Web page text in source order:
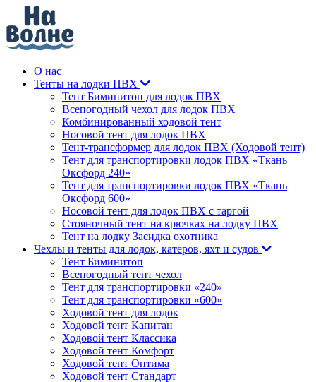
О нас
Тенты на лодки ПВХ
Тент Биминитоп для лодок ПВХ
Всепогодный чехол для лодок ПВХ
Комбинированный ходовой тент
Носовой тент для лодок ПВХ
Тент-трансформер для лодок ПВХ (Ходовой тент)
Тент для транспортировки лодок ПВХ «Ткань
Оксфорд 240»
Тент для транспортировки лодок ПВХ «Ткань
Оксфорд 600»
Носовой тент для лодок ПВХ с таргой
Стояночный тент на крючках на лодку ПВХ
Тент на лодку Засидка охотника
Чехлы и тенты для лодок, катеров, яхт и судов
Тент Биминитоп
Всепогодный тент чехол
Тент для транспортировки «240»
Тент для транспортировки «600»
Ходовой тент для лодок
Ходовой тент Капитан
Ходовой тент Классика
Ходовой тент Комфорт
Ходовой тент Оптима
Ходовой тент Стандарт